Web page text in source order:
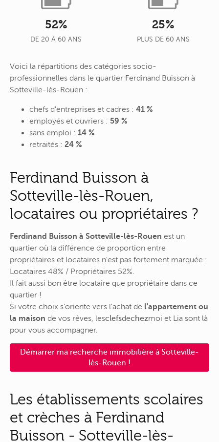
52%
DE 20 À 60 ANS
25%
PLUS DE 60 ANS
Voici la répartitions des catégories socio-
professionnelles dans le quartier Ferdinand Buisson à
Sotteville-lès-Rouen :
chefs d'entreprises et cadres : 41 %
employés et ouvriers : 59 %
sans emploi : 14 %
retraités : 24 %
Ferdinand Buisson à
Sotteville-lès-Rouen,
locataires ou propriétaires ?
Ferdinand Buisson à Sotteville-lès-Rouen est un
quartier où la différence de proportion entre
propriétaires et locataires n'est pas fortement marquée :
Locataires 48% / Propriétaires 52%.
Il fait aussi bon être locataire que propriétaire dans ce
quartier !
Si votre choix s'oriente vers l'achat de l'appartement ou
la maison de vos rêves, lesclefsdechezmoi et Lia sont là
pour vous accompagner.
Démarrer ma recherche immobilière à Sotteville-
lès-Rouen !
Les établissements scolaires
et crèches à Ferdinand
Buisson - Sotteville-lès-